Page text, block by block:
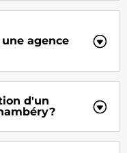
agence
d'un